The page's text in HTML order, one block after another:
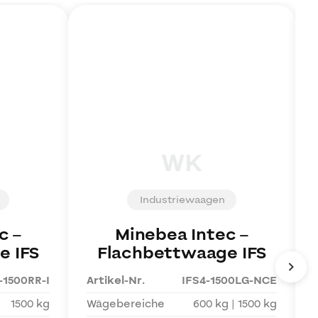
–
IFS
I
1500 kg
Industriewaagen
Minebea Intec–
Flachbettwaage IFS
Artikel-Nr.
IFS4-1500LG-NCE
Wägebereiche
600 kg | 1500 kg